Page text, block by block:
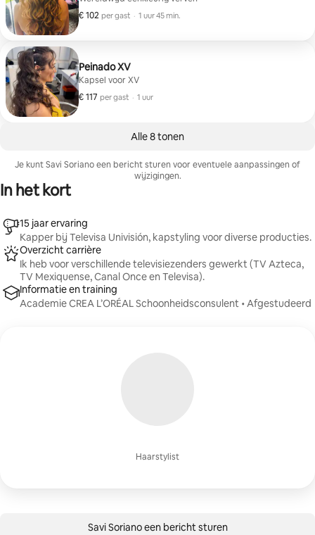
€ 102 per gast
€ 102 per gast
, · 1 uur 45 min.
Peinado XV
Kapsel voor XV
€ 117 per gast
€ 117 per gast
, · 1 uur
Alle 8 tonen
Je kunt Savi Soriano een bericht sturen voor eventuele aanpassingen of
wijzigingen.
In het kort
Haarstylist
15 jaar ervaring
Kapper bij Televisa Univisión, kapstyling voor diverse producties.
Overzicht carrière
Ik heb voor verschillende televisiezenders gewerkt (TV Azteca,
TV Mexiquense, Canal Once en Televisa).
Informatie en training
Academie CREA L’ORÉAL Schoonheidsconsulent • Afgestudeerd
Savi Soriano een bericht sturen